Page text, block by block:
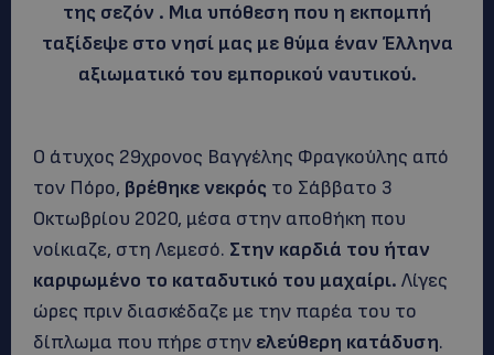
της σεζόν . Μια υπόθεση που η εκπομπή
ταξίδεψε στο νησί μας με θύμα έναν Έλληνα
αξιωματικό του εμπορικού ναυτικού.
Ο άτυχος 29χρονος Βαγγέλης Φραγκούλης από
τον Πόρο, βρέθηκε νεκρός το Σάββατο 3
Οκτωβρίου 2020, μέσα στην αποθήκη που
νοίκιαζε, στη Λεμεσό. Στην καρδιά του ήταν
καρφωμένο το καταδυτικό του μαχαίρι. Λίγες
ώρες πριν διασκέδαζε με την παρέα του το
δίπλωμα που πήρε στην ελεύθερη κατάδυση.